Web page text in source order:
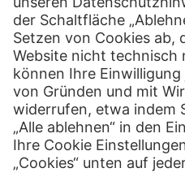
Kontakt
Presse Kontakt
Privatkunden Kontakt
Geschäftskunden Kontakt
Lieferanten Kontakt
Unternehmer werden
PaketShop-Partner werden
Länderversion